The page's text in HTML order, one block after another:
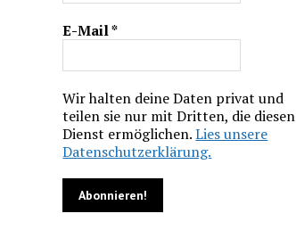
E-Mail*
Wir halten deine Daten privat und
teilen sie nur mit Dritten, die diesen
Dienst ermöglichen.Lies unsere
Datenschutzerklärung.